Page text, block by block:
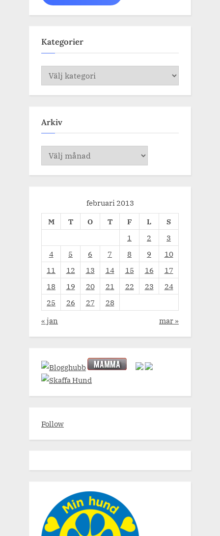
Kategorier
Kategorier
Arkiv
Arkiv
februari 2013
M
T O T F L
S
1
2
3
4
5 6 7 8 9
10
11
12 13 14 15 16
17
18
19 20 21 22 23
24
25
26 27
28
« jan
mar »
Follow